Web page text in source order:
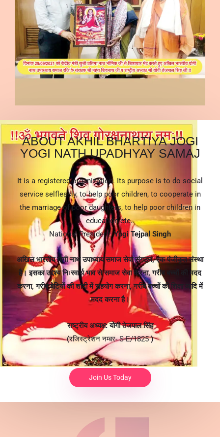
ABOUT AKHIL BHARTIYA JOGI
YOGI NATH UPADHYAY SAMAJ
It is a registered organization. Its purpose is to do social
service selflessly, to help poor children, to cooperate in
the marriage of poor daughters, to help poor children in
education etc..
National President:Yogi Tejpal Singh
अखिल भारतीय योगी नाथ उपाध्याय समाज सेवा संगठन, एक पंजीकृत संस्था
है। इसका उद्देश्य निःस्वार्थ भाव से समाज सेवा करना, गरीब बच्चों की मदद
करना, गरीब बेटियों की शादी में सहयोग करना, गरीब बच्चों की शिक्षा आदि में
मदद करना है।
राष्ट्रीय अध्यक्ष: योगी तेजपाल सिंह
(रजिस्ट्रेशन नम्बर- S-E/1825)
Join Us Today